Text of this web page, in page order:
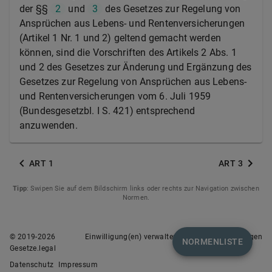
der §§
2 und 3
des Gesetzes zur Regelung von
Ansprüchen aus Lebens- und Rentenversicherungen
(Artikel 1 Nr. 1 und 2) geltend gemacht werden
können, sind die Vorschriften des Artikels 2 Abs. 1
und 2 des Gesetzes zur Änderung und Ergänzung des
Gesetzes zur Regelung von Ansprüchen aus Lebens-
und Rentenversicherungen vom 6. Juli 1959
(Bundesgesetzbl. I S. 421) entsprechend
anzuwenden.
ART 1 ART 3
Tipp: Swipen Sie auf dem Bildschirm links oder rechts zur Navigation zwischen
Normen.
NORMENLISTE
© 2019-2026
Gesetze.legal
Einwilligung(en) verwalten Nutzungsbedingungen
Datenschutz Impressum